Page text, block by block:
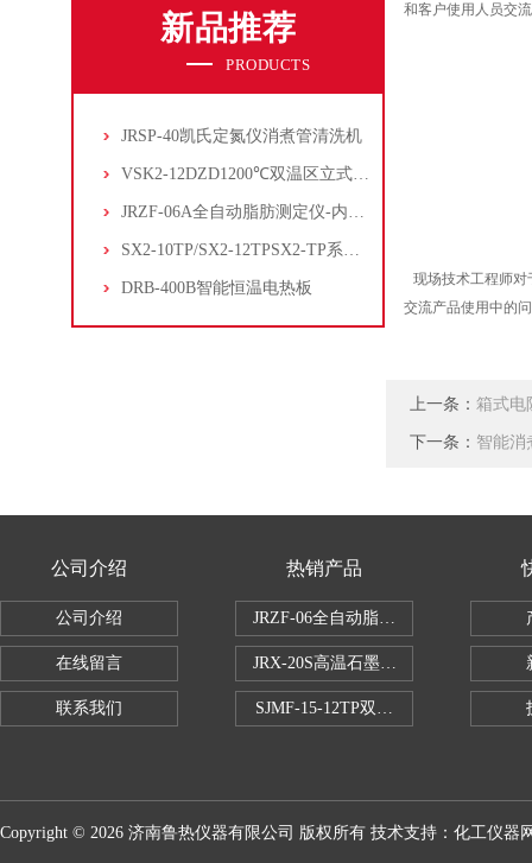
新品推荐
PRODUCTS
JRSP-40凯氏定氮仪消煮管清洗机
VSK2-12DZD1200℃双温区立式管式炉
JRZF-06A全自动脂肪测定仪-内置电子制冷系统
SX2-10TP/SX2-12TPSX2-TP系列经济型陶瓷纤维马弗炉
DRB-400B智能恒温电热板
和客户使用人员交
现场技术工程师
交流产品使用中的
上一条： 箱式电
下一条： 智能消
公司介绍
公司介绍
在线留言
联系我们
热销产品
JRZF-06全自动脂肪测定仪
JRX-20S高温石墨消煮炉
SJMF-15-12TP双托盘自动升降炉
Copyright © 2026 济南鲁热仪器有限公司 版权所有 技术支持： 化工仪器